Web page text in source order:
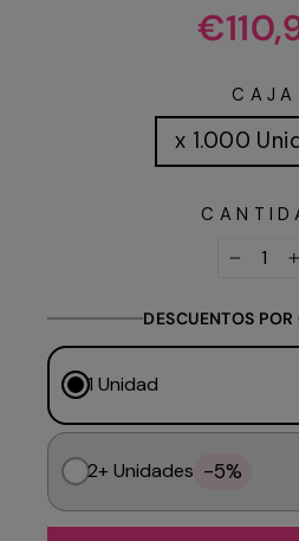
Precio
habitual
CAJA
x 1.000
DESCUENTOS
1 Unidad
2+ Unidades -5%